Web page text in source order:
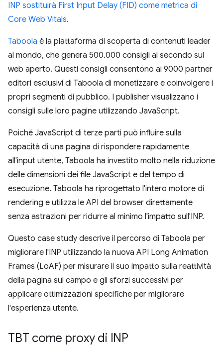
INP sostituirà First Input Delay (FID) come metrica di
Core Web Vitals.
Taboola è la piattaforma di scoperta di contenuti leader
al mondo, che genera 500.000 consigli al secondo sul
web aperto. Questi consigli consentono ai 9000 partner
editori esclusivi di Taboola di monetizzare e coinvolgere i
propri segmenti di pubblico. I publisher visualizzano i
consigli sulle loro pagine utilizzando JavaScript.
Poiché JavaScript di terze parti può influire sulla
capacità di una pagina di rispondere rapidamente
all'input utente, Taboola ha investito molto nella riduzione
delle dimensioni dei file JavaScript e del tempo di
esecuzione. Taboola ha riprogettato l'intero motore di
rendering e utilizza le API del browser direttamente
senza astrazioni per ridurre al minimo l'impatto sull'INP.
Questo case study descrive il percorso di Taboola per
migliorare l'INP utilizzando la nuova API Long Animation
Frames (LoAF) per misurare il suo impatto sulla reattività
della pagina sul campo e gli sforzi successivi per
applicare ottimizzazioni specifiche per migliorare
l'esperienza utente.
TBT come proxy di INP